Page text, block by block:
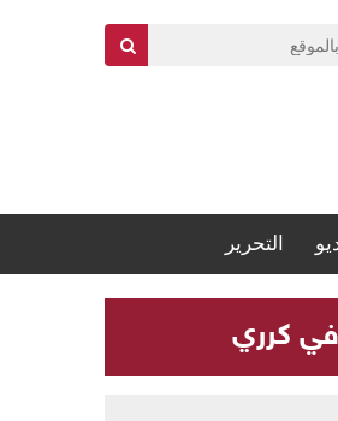
التحرير
في كرري